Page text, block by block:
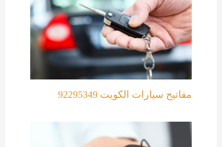
مفاتيح سيارات الكويت 92295349